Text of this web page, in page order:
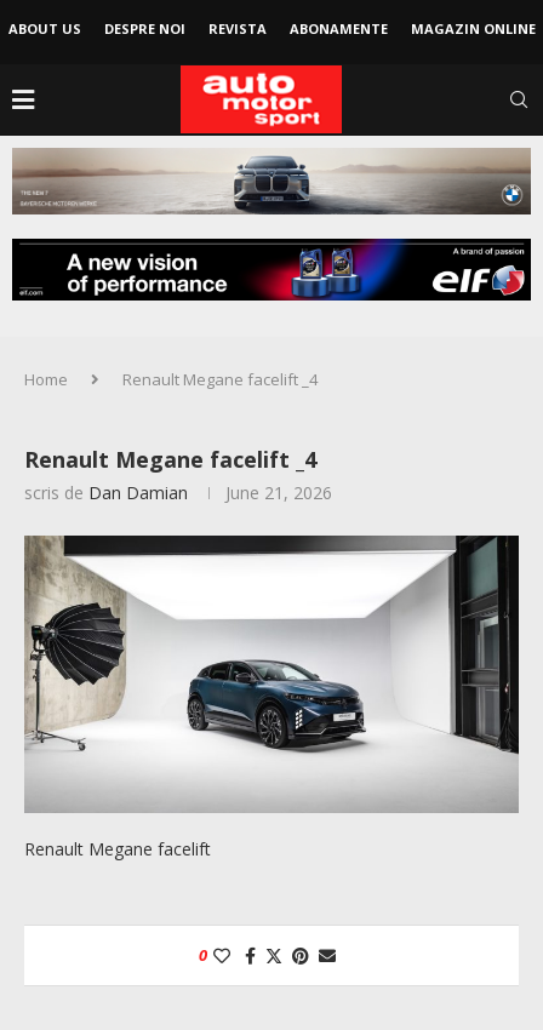
ABOUT US DESPRE NOI REVISTA ABONAMENTE MAGAZIN ONLINE
Home Renault Megane facelift _4
Renault Megane facelift _4
scris de Dan Damian June 21, 2026
Renault Megane facelift
0